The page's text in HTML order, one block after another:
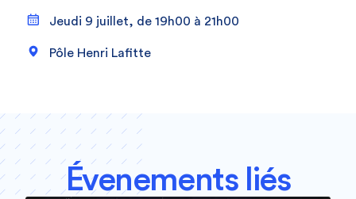
Jeudi 9 juillet, de 19h00 à 21h00
Pôle Henri Lafitte
Évenements liés